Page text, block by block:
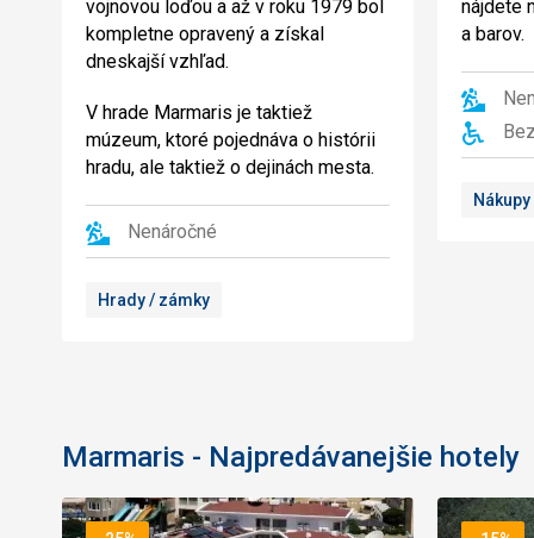
vojnovou loďou a až v roku 1979 bol
kompletne opravený a získal
dneskajší vzhľad.
V hrade Marmaris je taktiež
múzeum, ktoré pojednáva o histórii
hradu, ale taktiež o dejinách mesta.
Nenáročné
Hrady / zámky
nájdete
a barov.
Nákupy
Marmaris - Najpredávanejšie hotely